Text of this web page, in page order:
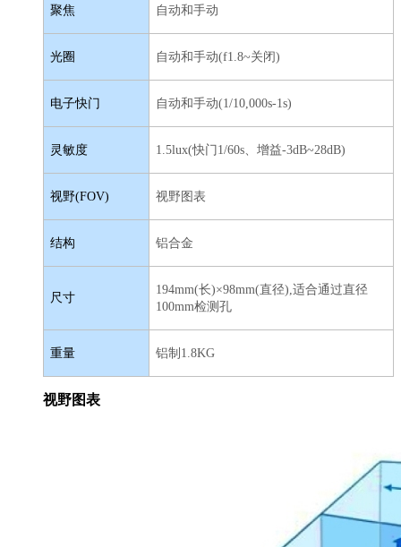
聚焦 自动和手动
光圈 自动和手动(f1.8~关闭)
电子快门 自动和手动(1/10,000s-1s)
灵敏度 1.5lux(快门1/60s、增益-3dB~28dB)
视野(FOV) 视野图表
结构 铝合金
尺寸
194mm(长)×98mm(直径),适合通过直径
100mm检测孔
重量 铝制1.8KG
视野图表